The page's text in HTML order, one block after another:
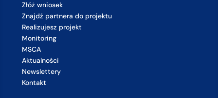
Złóż wniosek
Znajdź partnera do projektu
Realizujesz projekt
Monitoring
MSCA
Aktualności
Newslettery
Kontakt